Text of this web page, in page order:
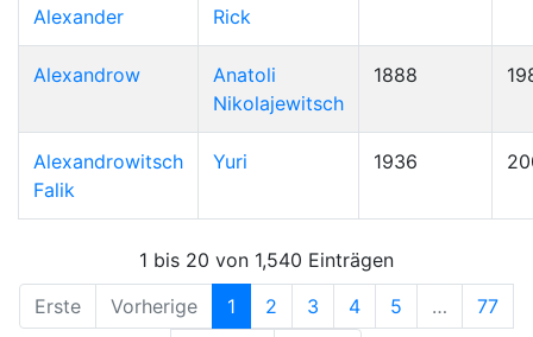
Alexander Rick
Alexandrow
Anatoli
Nikolajewitsch
1888
Alexandrowitsch
Falik
Yuri 1936
1 bis 20 von 1,540 Einträgen
Erste
Vorherige 1 2 3 4 5 …
77